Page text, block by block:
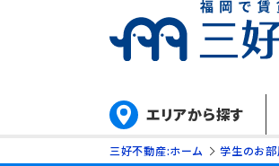
エリアから探す
三好不動産:ホーム 学生のお部